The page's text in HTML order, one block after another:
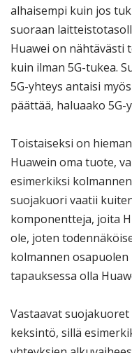
alhaisempi kuin jos
suoraan
Huawei on nähtävästi
kuin ilman 5G-tukea.
5G-yhteys antaisi
päättää, haluaako 5G-
Toistaiseksi on
Huawein oma tuote,
esimerkiksi
suojakuori vaatii
komponentteja, joita
ole, joten
kolmannen
tapauksessa olla
Vastaavat
keksintö, sillä